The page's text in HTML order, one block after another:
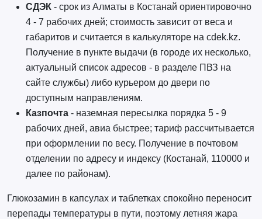
СДЭК- срок из Алматы в Костанай ориентировочно
4 - 7 рабочих дней; стоимость зависит от веса и
габаритов и считается в калькуляторе на cdek.kz.
Получение в пункте выдачи (в городе их несколько,
актуальный список адресов - в разделе ПВЗ на
сайте службы) либо курьером до двери по
доступным направлениям.
Казпочта- наземная пересылка порядка 5 - 9
рабочих дней, авиа быстрее; тариф рассчитывается
при оформлении по весу. Получение в почтовом
отделении по адресу и индексу (Костанай, 110000 и
далее по районам).
Глюкозамин в капсулах и таблетках спокойно переносит
перепады температуры в пути, поэтому летняя жара